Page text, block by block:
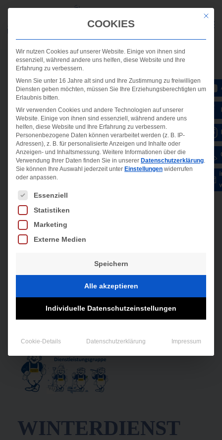
WINTERDIENST
Mit
COOKIES
Wir nutzen Cookies auf unserer Website. Einige von ihnen sind
essenziell, während andere uns helfen, diese Website und Ihre
Erfahrung zu verbessern.
Wenn Sie unter 16 Jahre alt sind und Ihre Zustimmung zu freiwilligen
Diensten geben möchten, müssen Sie Ihre Erziehungsberechtigten um
Erlaubnis bitten.
Wir verwenden Cookies und andere Technologien auf unserer
Website. Einige von ihnen sind essenziell, während andere uns
helfen, diese Website und Ihre Erfahrung zu verbessern.
Personenbezogene Daten können verarbeitet werden (z. B. IP-
Adressen), z. B. für personalisierte Anzeigen und Inhalte oder
Anzeigen- und Inhaltsmessung. Weitere Informationen über die
Verwendung Ihrer Daten finden Sie in unserer Datenschutzerklärung.
Sie können Ihre Auswahl jederzeit unter Einstellungen widerrufen
oder anpassen.
Es folgt eine Liste der Service-Gruppen, für die
Essenziell
Statistiken
Marketing
Externe Medien
Speichern
Alle akzeptieren
Individuelle Datenschutzeinstellungen
Cookie-Details Datenschutzerklärung Impressum